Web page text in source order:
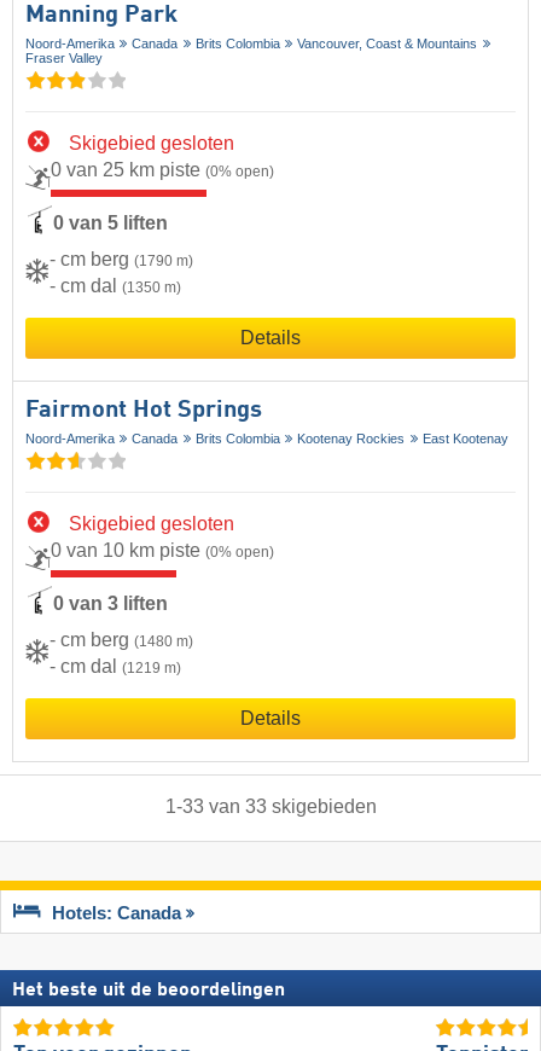
Manning Park
Noord-Amerika Canada Brits Colombia
Vancouver, Coast & Mountains
Fraser Valley
Skigebied gesloten
0 van 25 km piste (0% open)
0 van 5 liften
- cm berg (1790 m)
- cm dal (1350 m)
Details
Fairmont Hot Springs
Noord-Amerika Canada Brits Colombia Kootenay Rockies East Kootenay
Skigebied gesloten
0 van 10 km piste (0% open)
0 van 3 liften
- cm berg (1480 m)
- cm dal (1219 m)
Details
1-33van 33 skigebieden
Hotels: Canada
Het beste uit de beoordelingen